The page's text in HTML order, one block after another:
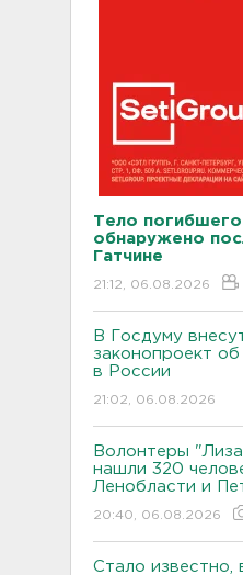
Тело погибшего
обнаружено
Гатчине
21:12, 06.08.2026
В Госдуму
законопроект
в России
21:02, 06.08.2026
Волонтеры
нашли 320
Ленобласти и
20:40, 06.08.2026
Стало известно,